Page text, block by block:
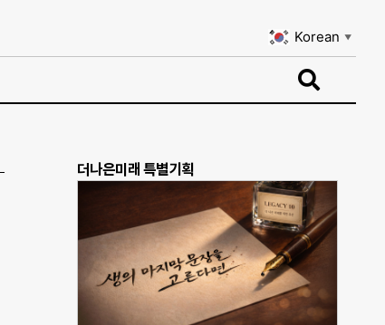
Korean ▼
더나은미래 특별기획